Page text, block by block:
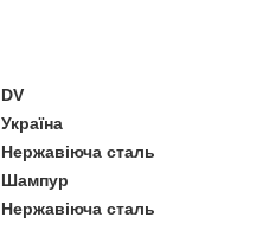
DV
Україна
Нержавіюча сталь
Шампур
Нержавіюча сталь